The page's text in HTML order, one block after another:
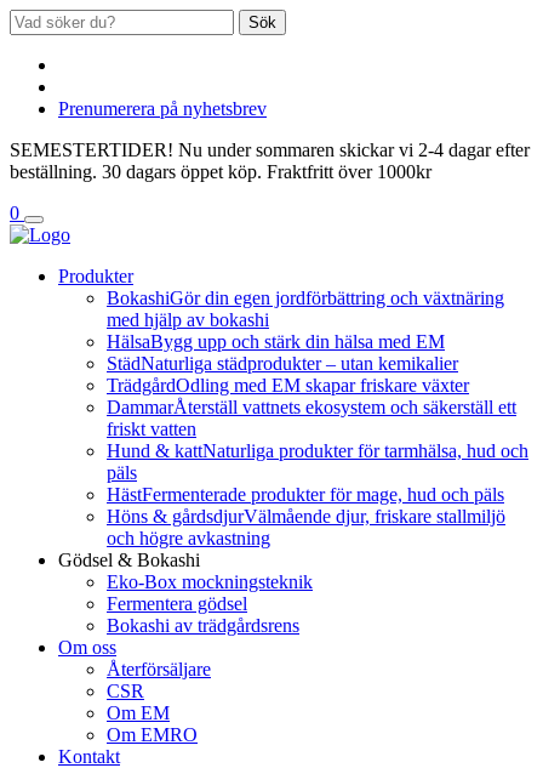
Sök
Prenumerera på nyhetsbrev
SEMESTERTIDER! Nu under sommaren skickar vi 2-4 dagar efter
beställning. 30 dagars öppet köp. Fraktfritt över 1000kr
0
Produkter
BokashiGör din egen jordförbättring och växtnäring
med hjälp av bokashi
HälsaBygg upp och stärk din hälsa med EM
StädNaturliga städprodukter – utan kemikalier
TrädgårdOdling med EM skapar friskare växter
DammarÅterställ vattnets ekosystem och säkerställ ett
friskt vatten
Hund & kattNaturliga produkter för tarmhälsa, hud och
päls
HästFermenterade produkter för mage, hud och päls
Höns & gårdsdjurVälmående djur, friskare stallmiljö
och högre avkastning
Gödsel & Bokashi
Eko-Box mockningsteknik
Fermentera gödsel
Bokashi av trädgårdsrens
Om oss
Återförsäljare
CSR
Om EM
Om EMRO
Kontakt